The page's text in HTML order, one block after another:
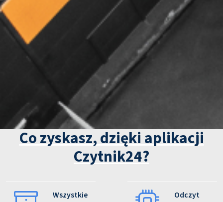
Co zyskasz, dzięki aplikacji
Czytnik24?
Wszystkie
Odczyt